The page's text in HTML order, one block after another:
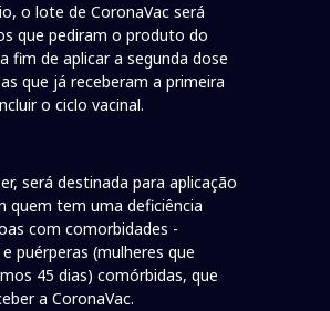
o lote de CoronaVac será
que pediram o produto do
de aplicar a segunda dose
que já receberam a primeira
o ciclo vacinal.
será destinada para aplicação
quem tem uma deficiência
com comorbidades -
puérperas (mulheres que
45 dias) comórbidas, que
a CoronaVac.